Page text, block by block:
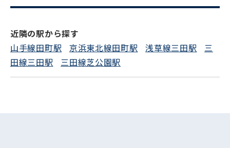
近隣の駅から探す
山手線田町駅
京浜東北線田町駅 浅草線三田駅
三
田線三田駅
三田線芝公園駅